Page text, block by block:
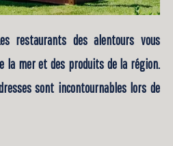
restaurants des alentours vous
la mer et des produits de la région.
sont incontournables lors de